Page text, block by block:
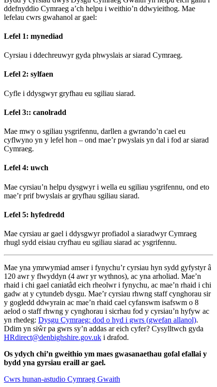
ddefnyddio Cymraeg a’ch helpu i weithio’n ddwyieithog. Mae
lefelau cwrs gwahanol ar gael:
Lefel 1: mynediad
Cyrsiau i ddechreuwyr gyda phwyslais ar siarad Cymraeg.
Lefel 2: sylfaen
Cyfle i ddysgwyr gryfhau eu sgiliau siarad.
Lefel 3:: canolradd
Mae mwy o sgiliau ysgrifennu, darllen a gwrando’n cael eu
cyflwyno yn y lefel hon – ond mae’r pwyslais yn dal i fod ar siarad
Cymraeg.
Lefel 4: uwch
Mae cyrsiau’n helpu dysgwyr i wella eu sgiliau ysgrifennu, ond eto
mae’r prif bwyslais ar gryfhau sgiliau siarad.
Lefel 5: hyfedredd
Mae cyrsiau ar gael i ddysgwyr profiadol a siaradwyr Cymraeg
rhugl sydd eisiau cryfhau eu sgiliau siarad ac ysgrifennu.
Mae yna ymrwymiad amser i fynychu’r cyrsiau hyn sydd gyfystyr â
120 awr y flwyddyn (4 awr yr wythnos), ac yna arholiad. Mae’n
rhaid i chi gael caniatâd eich rheolwr i fynychu, ac mae’n rhaid i chi
gadw at y cytundeb dysgu. Mae’r cyrsiau rhwng staff cynghorau sir
y gogledd ddwyrain ac mae’n rhaid cael cyfanswm isafswm o 8
aelod o staff rhwng y cynghorau i sicrhau fod y cyrsiau’n hyfyw ac
yn rhedeg: Dysgu Cymraeg: dod o hyd i gwrs (gwefan allanol).
Ddim yn siŵr pa gwrs sy’n addas ar eich cyfer? Cysylltwch gyda
HRdirect@denbighshire.gov.uk i drafod.
Os ydych chi’n gweithio ym maes gwasanaethau gofal efallai y
bydd yna gyrsiau eraill ar gael.
Cwrs hunan-astudio Cymraeg Gwaith